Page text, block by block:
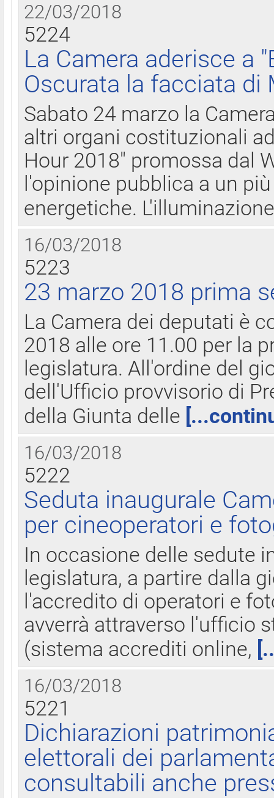
22/03/2018
5224
La Camera aderisce a
Oscurata la facciata di
Sabato 24 marzo la
altri organi costituzionali
Hour 2018" promossa dal
l'opinione pubblica a un
energetiche.
16/03/2018
5223
23 marzo 2018 prima
La Camera dei deputati è
2018 alle ore 11.00 per la
legislatura. All'ordine del
dell'Ufficio provvisorio di
della Giunta delle
16/03/2018
5222
Seduta inaugurale
per cineoperatori e
In occasione delle sedute
legislatura, a partire dalla
l'accredito di operatori e
avverrà attraverso l'ufficio
(sistema accrediti online,
16/03/2018
5221
Dichiarazioni
elettorali dei
consultabili anche